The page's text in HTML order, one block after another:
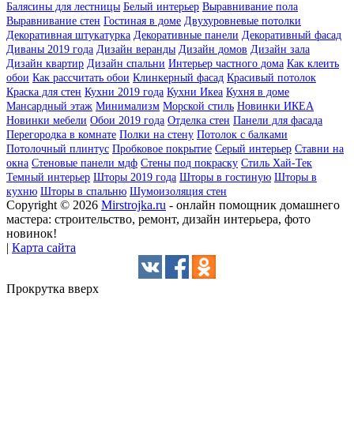
Балясины для лестницы Белый интерьер Выравнивание пола
Выравнивание стен Гостиная в доме Двухуровневые потолки
Декоративная штукатурка Декоративные панели Декоративный фасад
Диваны 2019 года Дизайн веранды Дизайн домов Дизайн зала
Дизайн квартир Дизайн спальни Интерьер частного дома Как клеить
обои Как рассчитать обои Клинкерный фасад Красивый потолок
Краска для стен Кухни 2019 года Кухни Икеа Кухня в доме
Мансардный этаж Минимализм Морской стиль Новинки ИКЕА
Новинки мебели Обои 2019 года Отделка стен Панели для фасада
Перегородка в комнате Полки на стену Потолок с балками
Потолочный плинтус Пробковое покрытие Серый интерьер Ставни на
окна Стеновые панели мдф Стены под покраску Стиль Хай-Тек
Темный интерьер Шторы 2019 года Шторы в гостиную Шторы в
кухню Шторы в спальню Шумоизоляция стен
Copyright © 2026 Mirstrojka.ru - онлайн помощник домашнего
мастера: строительство, ремонт, дизайн интерьера, фото
новинок!
| Карта сайта
Прокрутка вверх